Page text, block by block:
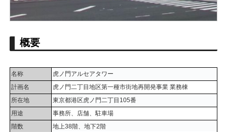
概要
名称
虎ノ門アルセアタワー
計画名
虎ノ門二丁目地区第一種市街地再開発事業 業務棟
所在地
東京都港区虎ノ門二丁目105番
用途
事務所、店舗、駐車場
階数
地上38階、地下2階